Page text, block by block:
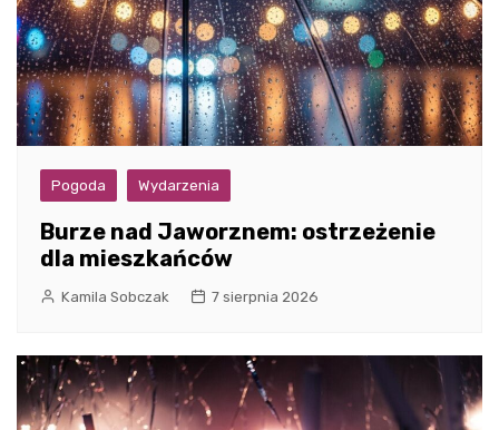
Pogoda Wydarzenia
Burze nad Jaworznem: ostrzeżenie
dla mieszkańców
Kamila Sobczak 7 sierpnia 2026